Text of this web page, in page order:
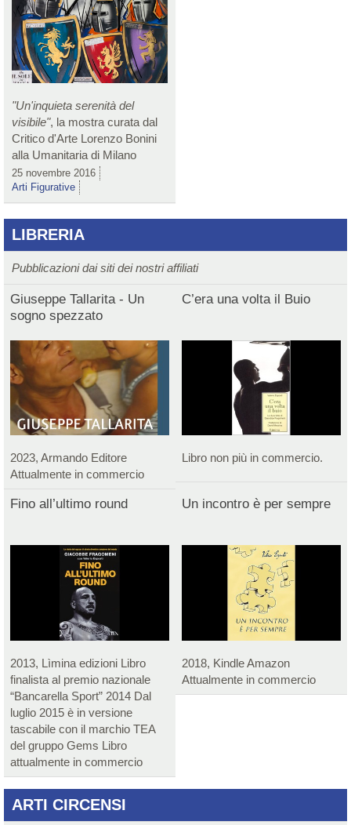
"Un'inquieta serenità del
visibile", la mostra curata dal
Critico d'Arte Lorenzo Bonini
alla Umanitaria di Milano
25 novembre 2016
Arti Figurative
LIBRERIA
Pubblicazioni dai siti dei nostri affiliati
Giuseppe Tallarita - Un
sogno spezzato
2023, Armando Editore
Attualmente in commercio
C’era una volta il Buio
Libro non più in commercio.
Fino all’ultimo round
2013, Lìmina edizioni Libro
finalista al premio nazionale
“Bancarella Sport” 2014 Dal
luglio 2015 è in versione
tascabile con il marchio TEA
del gruppo Gems Libro
attualmente in commercio
Un incontro è per sempre
2018, Kindle Amazon
Attualmente in commercio
ARTI CIRCENSI